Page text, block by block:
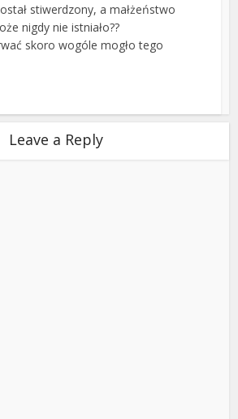
stiwerdzony, a małżeństwo
nigdy nie istniało??
skoro wogóle mogło tego
Leave a Reply